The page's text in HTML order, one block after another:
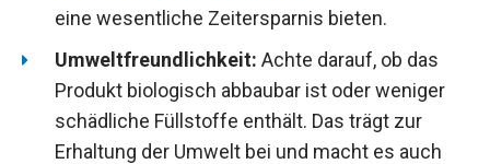
eine wesentliche Zeitersparnis bieten.
Umweltfreundlichkeit: Achte darauf, ob das
Produkt biologisch abbaubar ist oder weniger
schädliche Füllstoffe enthält. Das trägt zur
Erhaltung der Umwelt bei und macht es auch